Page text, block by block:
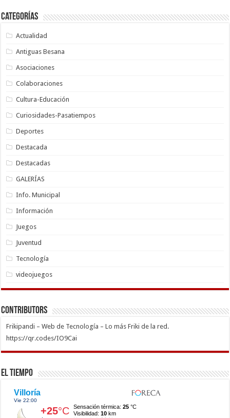
Categorías
Actualidad
Antiguas Besana
Asociaciones
Colaboraciones
Cultura-Educación
Curiosidades-Pasatiempos
Deportes
Destacada
Destacadas
GALERÍAS
Info. Municipal
Información
Juegos
Juventud
Tecnología
videojuegos
Contributors
Frikipandi – Web de Tecnología – Lo más Friki de la red.
https://qr.codes/IO9Cai
El Tiempo